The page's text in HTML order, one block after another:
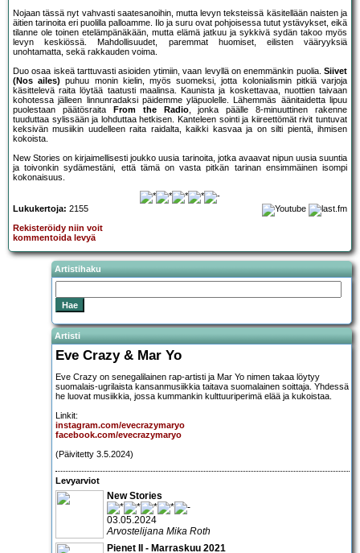
Nojaan tässä nyt vahvasti saatesanoihin, mutta levyn teksteissä käsitellään naisten ja
äitien tarinoita eri puolilla palloamme. Ilo ja suru ovat pohjoisessa tutut ystävykset, eikä
tilanne ole toinen etelämpänäkään, mutta elämä jatkuu ja sykkivä sydän takoo myös
levyn keskiössä. Mahdollisuudet, paremmat huomiset, eilisten vääryyksiä
unohtamatta, sekä rakkauden voima.
Duo osaa iskeä tarttuvasti asioiden ytimiin, vaan levyllä on enemmänkin puolia. Siivet
(Nos ailes) puhuu monin kielin, myös suomeksi, jotta kolonialismin pitkiä varjoja
käsittelevä raita löytää taatusti maalinsa. Kaunista ja koskettavaa, nuottien taivaan
kohotessa jälleen linnunradaksi päidemme yläpuolelle. Lähemmäs äänitaidetta lipuu
puolestaan päätösraita
From the Radio, jonka päälle 8-minuuttinen rakenne
tuuduttaa sylissään ja lohduttaa hetkisen. Kanteleen sointi ja kiireettömät rivit tuntuvat
keksivän musiikin uudelleen raita raidalta, kaikki kasvaa ja on silti pientä, ihmisen
kokoista.
New Stories on kirjaimellisesti joukko uusia tarinoita, jotka avaavat nipun uusia suuntia
ja toivonkin sydämestäni, että tämä on vasta pitkän tarinan ensimmäinen isompi
kokonaisuus.
Lukukertoja: 2155
Rekisteröidy niin voit
kommentoida levyä
Artistihaku
Artisti
Eve Crazy & Mar Yo
Eve Crazy on senegalilainen rap-artisti ja Mar Yo nimen takaa löytyy
suomalais-ugrilaista kansanmusiikkia taitava suomalainen soittaja. Yhdessä
he luovat musiikkia, jossa kummankin kulttuuriperimä elää ja kukoistaa.
Linkit:
instagram.com/evecrazymaryo
facebook.com/evecrazymaryo
(Päivitetty 3.5.2024)
Levyarviot
New Stories
03.05.2024
Arvostelijana Mika Roth
Pienet II - Marraskuu 2021